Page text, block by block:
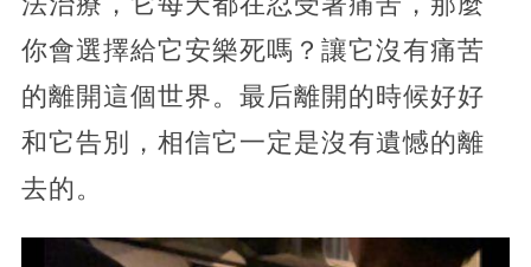
你會選擇給它安樂死嗎？讓它沒有痛苦
的離開這個世界。最后離開的時候好好
和它告別，相信它一定是沒有遺憾的離
去的。